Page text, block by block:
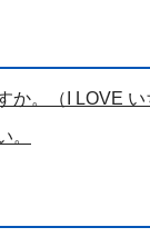
。（I LOVE い
。